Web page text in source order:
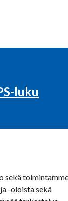
luku
sekä
-oloista sekä